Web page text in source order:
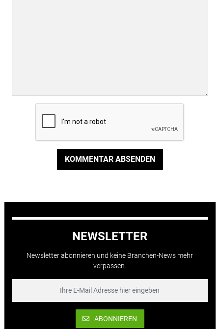
KOMMENTAR ABSENDEN
NEWSLETTER
Newsletter abonnieren und keine Branchen-News mehr
verpassen.
ABONNIEREN